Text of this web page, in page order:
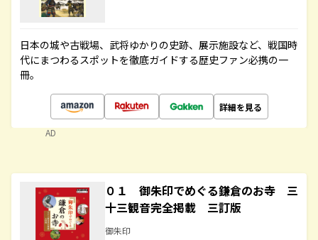
日本の城や古戦場、武将ゆかりの史跡、展示施設など、戦国時
代にまつわるスポットを徹底ガイドする歴史ファン必携の一
冊。
詳細を見る
AD
０１ 御朱印でめぐる鎌倉のお寺 三
十三観音完全掲載 三訂版
御朱印